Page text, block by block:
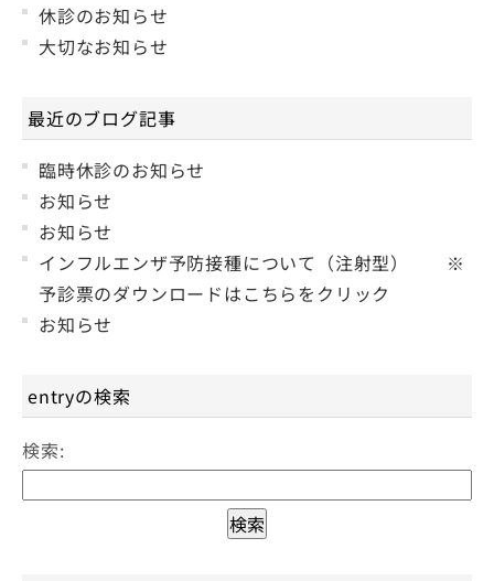
休診のお知らせ
大切なお知らせ
最近のブログ記事
臨時休診のお知らせ
お知らせ
お知らせ
インフルエンザ予防接種について（注射型） ※
予診票のダウンロードはこちらをクリック
お知らせ
entryの検索
検索: